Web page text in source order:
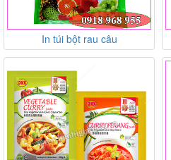
In túi bột rau câu